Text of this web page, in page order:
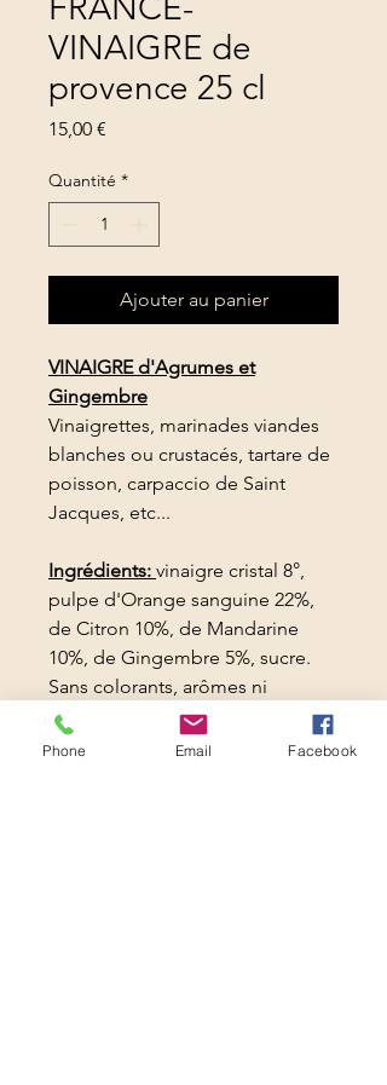
VINAIGRE de
provence 25 cl
15,00 €
Quantité *
Ajouter au panier
VINAIGRE d'Agrumes et
Gingembre
Vinaigrettes, marinades viandes
blanches ou crustacés, tartare de
poisson, carpaccio de Saint
Jacques, etc...
Ingrédients: vinaigre cristal 8°,
pulpe d'Orange sanguine 22%,
de Citron 10%, de Mandarine
10%, de Gingembre 5%, sucre.
Sans colorants, arômes ni
conservateurs ajoutés.
Phone Email Facebook